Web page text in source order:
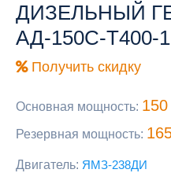
ДИЗЕЛЬНЫЙ
АД-150С-Т400-
Получить скидку
Основная мощность: 150
Резервная мощность:
Двигатель: ЯМЗ-238ДИ